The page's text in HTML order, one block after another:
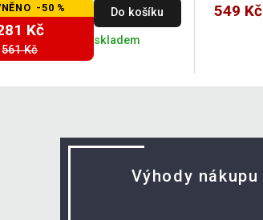
-50 %
Kč
561 Kč
Do košíku
skladem
549 Kč
Výhody nákupu